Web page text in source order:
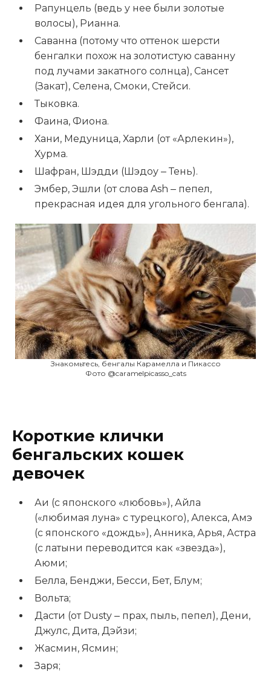
Рапунцель (ведь у нее были золотые
волосы), Рианна.
Саванна (потому что оттенок шерсти
бенгалки похож на золотистую саванну
под лучами закатного солнца), Сансет
(Закат), Селена, Смоки, Стейси.
Тыковка.
Фаина, Фиона.
Хани, Медуница, Харли (от «Арлекин»),
Хурма.
Шафран, Шэдди (Шэдоу ‒ Тень).
Эмбер, Эшли (от слова Ash ‒ пепел,
прекрасная идея для угольного бенгала).
Знакомьтесь, бенгалы Карамелла и Пикассо
Фото @caramelpicasso_cats
Короткие клички
бенгальских кошек
девочек
Аи (с японского «любовь»), Айла
(«любимая луна» с турецкого), Алекса, Амэ
(с японского «дождь»), Анника, Арья, Астра
(с латыни переводится как «звезда»),
Аюми;
Белла, Бенджи, Бесси, Бет, Блум;
Вольта;
Дасти (от Dusty ‒ прах, пыль, пепел), Дени,
Джулс, Дита, Дэйзи;
Жасмин, Ясмин;
Заря;